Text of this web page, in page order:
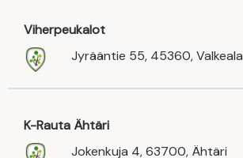
Viherpeukalot
Jyrääntie 55, 45360, Valkeala
K-Rauta Ähtäri
Jokenkuja 4, 63700, Ähtäri